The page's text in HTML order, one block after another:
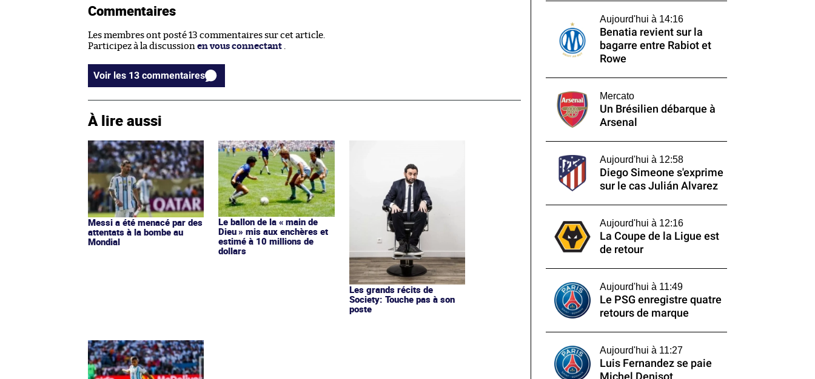
Commentaires
Les membres ont posté 13 commentaires sur cet article.
Participez à la discussion en vous connectant
Voir les 13 commentaires
À lire aussi
Messi a été menacé par des
attentats à la bombe au
Mondial
Le ballon de la « main de
Dieu » mis aux enchères et
estimé à 10 millions de
dollars
Les grands récits de
Society: Touche pas à son
poste
Aujourd'hui à 14:16
Benatia revient sur la
bagarre entre Rabiot et
Rowe
Mercato
Un Brésilien débarque à
Arsenal
Aujourd'hui à 12:58
Diego Simeone s'exprime
sur le cas Julián Alvarez
Aujourd'hui à 12:16
La Coupe de la Ligue est
de retour
Aujourd'hui à 11:49
Le PSG enregistre quatre
retours de marque
Aujourd'hui à 11:27
Luis Fernandez se paie
Michel Denisot